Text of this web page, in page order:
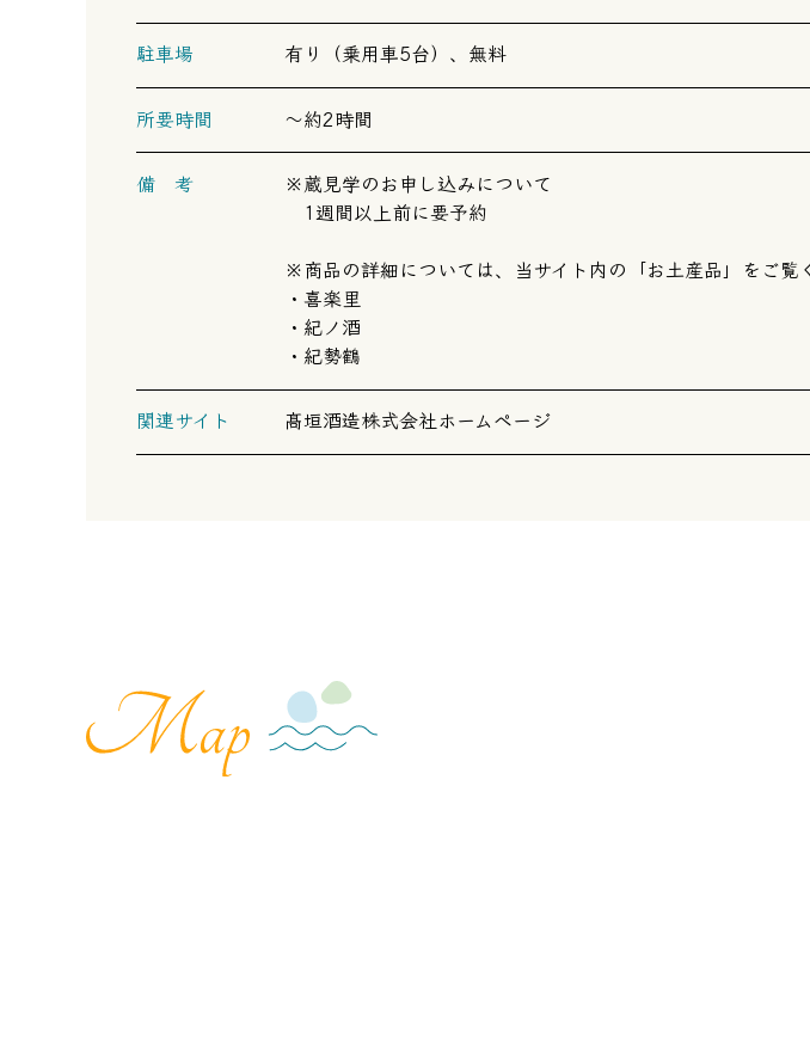
駐車場 有り（乗用車5台）、無料
所要時間 ～約2時間
備 考
※蔵見学のお申し込みについて
1週間以上前に要予約
※商品の詳細については、当サイト内の「お土産品」をご覧
・ 喜楽里
・ 紀ノ酒
・ 紀勢鶴
関連サイト 髙垣酒造株式会社ホームページ